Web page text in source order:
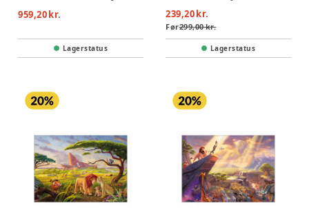
959,20 kr.
Lagerstatus
239,20 kr.
Før299,00 kr.
Lagerstatus